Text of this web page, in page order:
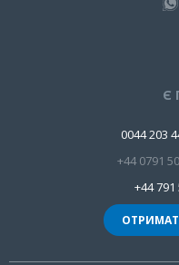
Є
0044 203
+44 0791
+44 791